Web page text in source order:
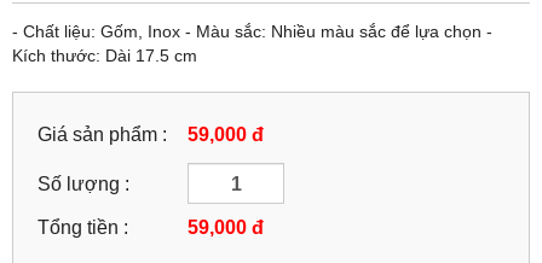
- Chất liệu: Gốm, Inox - Màu sắc: Nhiều màu sắc để lựa chọn -
Kích thước: Dài 17.5 cm
Giá sản phẩm : 59,000 đ
Số lượng :
Tổng tiền : 59,000 đ